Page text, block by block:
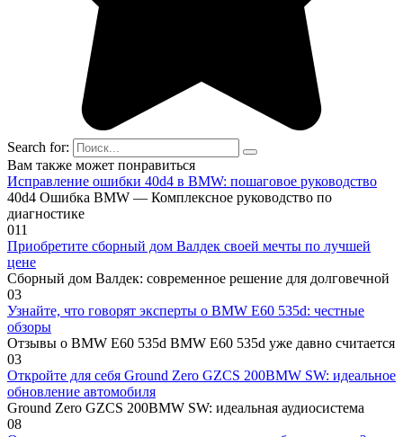
Search for:
Вам также может понравиться
Исправление ошибки 40d4 в BMW: пошаговое руководство
40d4 Ошибка BMW — Комплексное руководство по
диагностике
011
Приобретите сборный дом Валдек своей мечты по лучшей
цене
Сборный дом Валдек: современное решение для долговечной
03
Узнайте, что говорят эксперты о BMW E60 535d: честные
обзоры
Отзывы о BMW E60 535d BMW E60 535d уже давно считается
03
Откройте для себя Ground Zero GZCS 200BMW SW: идеальное
обновление автомобиля
Ground Zero GZCS 200BMW SW: идеальная аудиосистема
08